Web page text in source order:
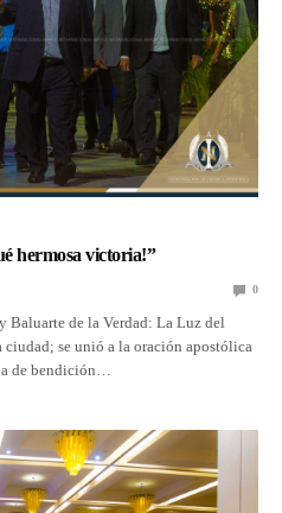
hermosa victoria!”
0
Baluarte de la Verdad: La Luz del
se unió a la oración apostólica
de bendición…